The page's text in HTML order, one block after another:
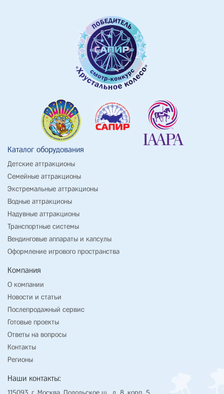
Каталог оборудования
Детские аттракционы
Семейные аттракционы
Экстремальные аттракционы
Водные аттракционы
Надувные аттракционы
Транспортные системы
Вендинговые аппараты и капсулы
Оформление игрового пространства
Компания
О компании
Новости и статьи
Послепродажный сервис
Готовые проекты
Ответы на вопросы
Контакты
Регионы
Наши контакты: